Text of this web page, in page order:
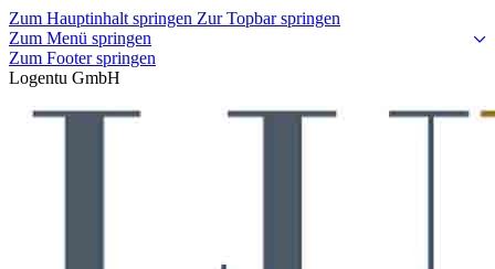
Zum Hauptinhalt springen Zur Topbar springen
Zum Menü springen
Zum Footer springen
Logentu GmbH